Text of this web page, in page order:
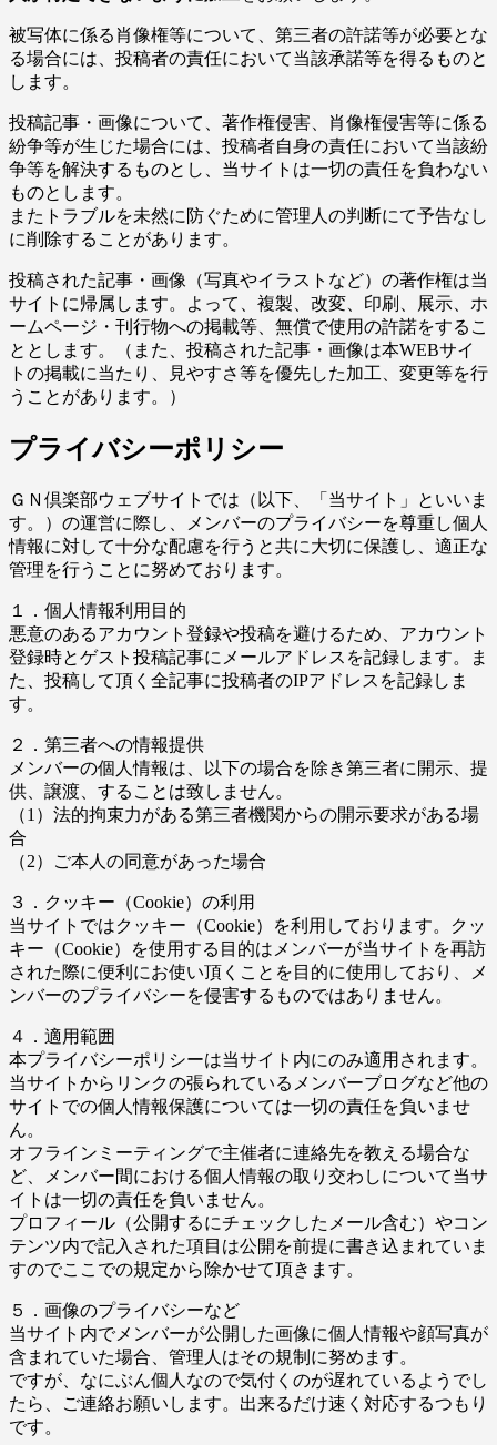
被写体に係る肖像権等について、第三者の許諾等が必要とな
る場合には、投稿者の責任において当該承諾等を得るものと
します。
投稿記事・画像について、著作権侵害、肖像権侵害等に係る
紛争等が生じた場合には、投稿者自身の責任において当該紛
争等を解決するものとし、当サイトは一切の責任を負わない
ものとします。
またトラブルを未然に防ぐために管理人の判断にて予告なし
に削除することがあります。
投稿された記事・画像（写真やイラストなど）の著作権は当
サイトに帰属します。よって、複製、改変、印刷、展示、ホ
ームページ・刊行物への掲載等、無償で使用の許諾をするこ
ととします。（また、投稿された記事・画像は本WEBサイ
トの掲載に当たり、見やすさ等を優先した加工、変更等を行
うことがあります。）
プライバシーポリシー
ＧＮ倶楽部ウェブサイトでは（以下、「当サイト」といいま
す。）の運営に際し、メンバーのプライバシーを尊重し個人
情報に対して十分な配慮を行うと共に大切に保護し、適正な
管理を行うことに努めております。
１．個人情報利用目的
悪意のあるアカウント登録や投稿を避けるため、アカウント
登録時とゲスト投稿記事にメールアドレスを記録します。ま
た、投稿して頂く全記事に投稿者のIPアドレスを記録しま
す。
２．第三者への情報提供
メンバーの個人情報は、以下の場合を除き第三者に開示、提
供、譲渡、することは致しません。
（1）法的拘束力がある第三者機関からの開示要求がある場
合
（2）ご本人の同意があった場合
３．クッキー（Cookie）の利用
当サイトではクッキー（Cookie）を利用しております。クッ
キー（Cookie）を使用する目的はメンバーが当サイトを再訪
された際に便利にお使い頂くことを目的に使用しており、メ
ンバーのプライバシーを侵害するものではありません。
４．適用範囲
本プライバシーポリシーは当サイト内にのみ適用されます。
当サイトからリンクの張られているメンバーブログなど他の
サイトでの個人情報保護については一切の責任を負いませ
ん。
オフラインミーティングで主催者に連絡先を教える場合な
ど、メンバー間における個人情報の取り交わしについて当サ
イトは一切の責任を負いません。
プロフィール（公開するにチェックしたメール含む）やコン
テンツ内で記入された項目は公開を前提に書き込まれていま
すのでここでの規定から除かせて頂きます。
５．画像のプライバシーなど
当サイト内でメンバーが公開した画像に個人情報や顔写真が
含まれていた場合、管理人はその規制に努めます。
ですが、なにぶん個人なので気付くのが遅れているようでし
たら、ご連絡お願いします。出来るだけ速く対応するつもり
です。